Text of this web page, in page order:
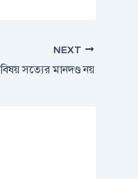
NEXT
সত্যের মানদণ্ড নয়